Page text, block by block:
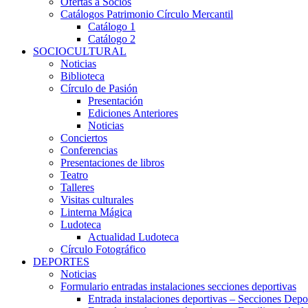
Catálogos Patrimonio Círculo Mercantil
Catálogo 1
Catálogo 2
SOCIOCULTURAL
Noticias
Biblioteca
Círculo de Pasión
Presentación
Ediciones Anteriores
Noticias
Conciertos
Conferencias
Presentaciones de libros
Teatro
Talleres
Visitas culturales
Linterna Mágica
Ludoteca
Actualidad Ludoteca
Círculo Fotográfico
DEPORTES
Noticias
Formulario entradas instalaciones secciones deportivas
Entrada instalaciones deportivas – Secciones